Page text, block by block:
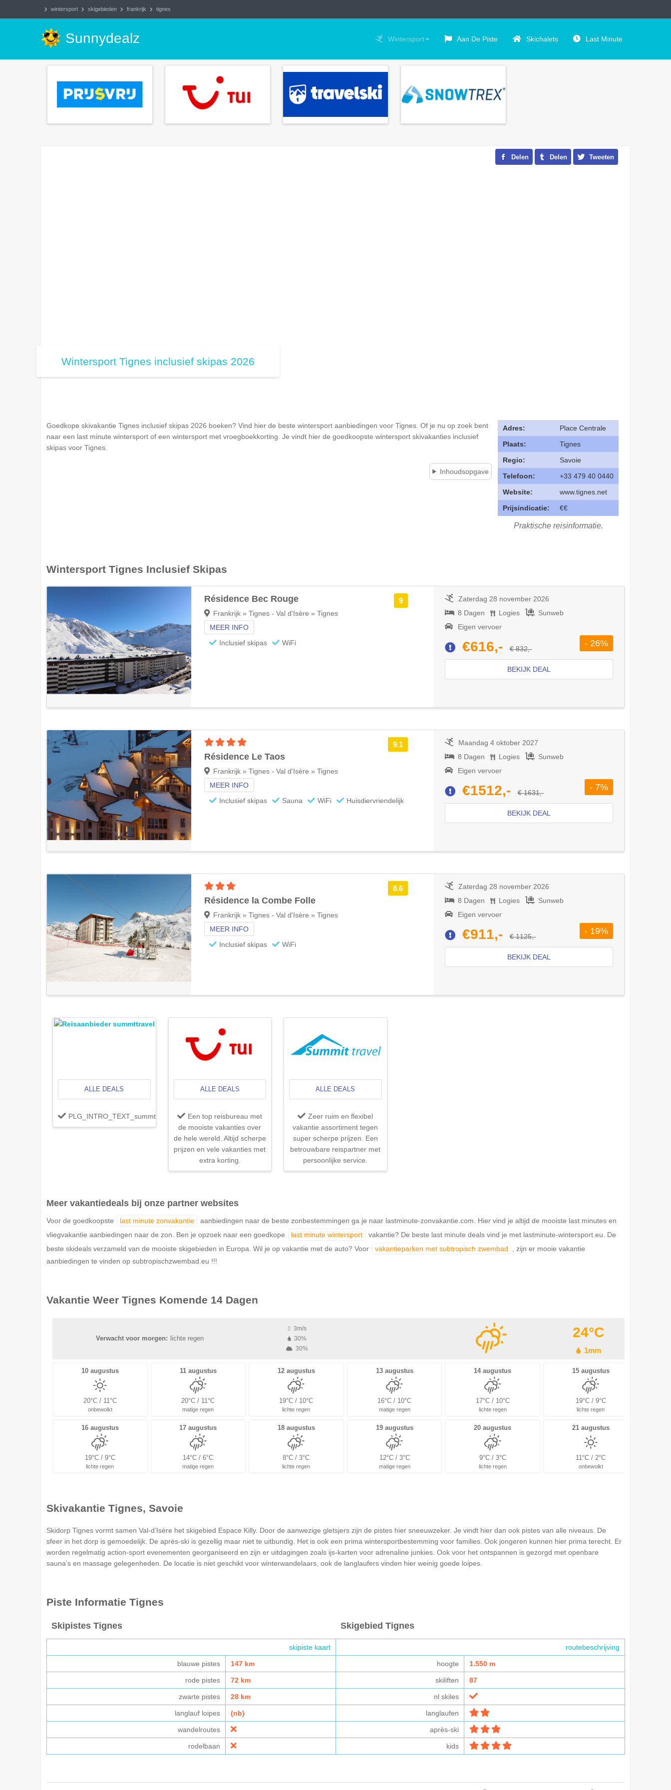
wintersport skigebieden frankrijk tignes
Sunnydealz Wintersport Aan De Piste Skichalets Last Minute
Wintersport Tignes inclusief skipas 2026
Delen Delen Tweeten
Adres:
Place Centrale
Plaats:
Tignes
Regio:
Savoie
Telefoon:
+33 479 40 0440
Website:
www.tignes.net
Prijsindicatie:
€€
Praktische reisinformatie.
Goedkope skivakantie Tignes inclusief skipas 2026 boeken? Vind hier de beste wintersport aanbiedingen voor Tignes. Of je nu op zoek bent
naar een last minute wintersport of een wintersport met vroegboekkorting. Je vindt hier de goedkoopste wintersport skivakanties inclusief
skipas voor Tignes.
Inhoudsopgave
Wintersport Tignes Inclusief Skipas
9
Résidence Bec Rouge
Frankrijk » Tignes - Val d'Isère » Tignes
MEER INFO
Inclusief skipas
WiFi
Zaterdag 28 november 2026
8 Dagen
Logies
Sunweb
Eigen vervoer
€616,- € 832,-
- 26%
BEKIJK DEAL
9.1
Résidence Le Taos
Frankrijk » Tignes - Val d'Isère » Tignes
MEER INFO
Inclusief skipas
Sauna WiFi Huisdiervriendelijk
Maandag 4 oktober 2027
8 Dagen
Logies
Sunweb
Eigen vervoer
€1512,- € 1631,-
- 7%
BEKIJK DEAL
8.6
Résidence la Combe Folle
Frankrijk » Tignes - Val d'Isère » Tignes
MEER INFO
Inclusief skipas
WiFi
Zaterdag 28 november 2026
8 Dagen
Logies
Sunweb
Eigen vervoer
€911,- € 1125,-
- 19%
BEKIJK DEAL
ALLE DEALS
PLG_INTRO_TEXT_summttravel
ALLE DEALS
Een top reisbureau met
de mooiste vakanties over
de hele wereld. Altijd scherpe
prijzen en vele vakanties met
extra korting.
ALLE DEALS
Zeer ruim en flexibel
vakantie assortiment tegen
super scherpe prijzen. Een
betrouwbare reispartner met
persoonlijke service.
Meer vakantiedeals bij onze partner websites
Voor de goedkoopste last minute zonvakantie
aanbiedingen naar de beste zonbestemmingen ga je naar lastminute-zonvakantie.com. Hier vind je altijd de mooiste last minutes en
vliegvakantie aanbiedingen naar de zon. Ben je opzoek naar een goedkope
last minute wintersport
vakantie? De beste last minute deals vind je met lastminute-wintersport.eu. De
beste skideals verzameld van de mooiste skigebieden in Europa. Wil je op vakantie met de auto? Voor
vakantieparken met subtropisch zwembad
, zijn er mooie vakantie
aanbiedingen te vinden op subtropischzwembad.eu !!!
Vakantie Weer Tignes Komende 14 Dagen
Verwacht voor morgen: lichte regen 24°C
1mm
3m/s
30%
30%
10 augustus
20°C / 11°C
onbewolkt
11 augustus
20°C / 11°C
matige regen
12 augustus
19°C / 10°C
lichte regen
13 augustus
16°C / 10°C
matige regen
14 augustus
17°C / 10°C
lichte regen
15 augustus
19°C / 9°C
lichte regen
16 augustus
19°C / 9°C
lichte regen
17 augustus
14°C / 6°C
matige regen
18 augustus
8°C / 3°C
lichte regen
19 augustus
12°C / 3°C
matige regen
20 augustus
9°C / 3°C
lichte regen
21 augustus
11°C / 2°C
onbewolkt
Skivakantie Tignes, Savoie
Skidorp Tignes vormt samen Val-d’Isère het skigebied Espace Killy. Door de aanwezige gletsjers zijn de pistes hier sneeuwzeker. Je vindt hier dan ook pistes van alle niveaus. De
sfeer in het dorp is gemoedelijk. De après-ski is gezellig maar niet te uitbundig. Het is ook een prima wintersportbestemming voor families. Ook jongeren kunnen hier prima terecht. Er
worden regelmatig action-sport evenementen georganiseerd en zijn er uitdagingen zoals ijs-karten voor adrenaline junkies. Ook voor het ontspannen is gezorgd met openbare
sauna’s en massage gelegenheden. De locatie is niet geschikt voor winterwandelaars, ook de langlaufers vinden hier weinig goede loipes.
Piste Informatie Tignes
Skipistes Tignes
skipiste kaart
blauwe pistes 147 km
rode pistes 72 km
zwarte pistes 28 km
langlauf loipes (nb)
wandelroutes
rodelbaan
Skigebied Tignes
routebeschrijving
hoogte 1.550 m
skiliften 87
nl skiles
langlaufen
après-ski
kids